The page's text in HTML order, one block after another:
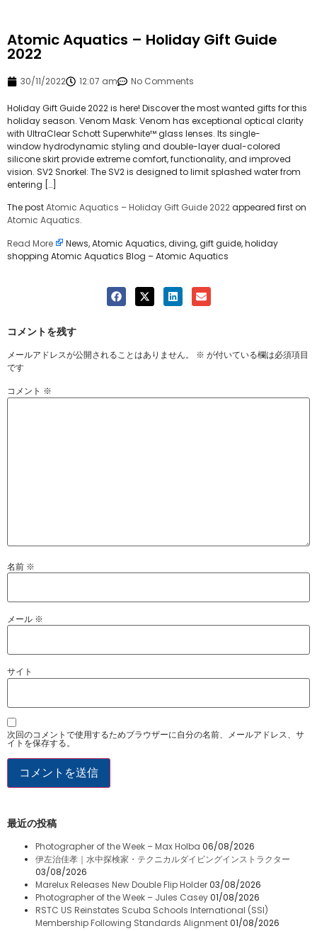
Atomic Aquatics – Holiday Gift Guide
2022
30/11/2022 12:07 am No Comments
Holiday Gift Guide 2022 is here! Discover the most wanted gifts for this
holiday season. Venom Mask: Venom has exceptional optical clarity
with UltraClear Schott Superwhite™ glass lenses. Its single-
window hydrodynamic styling and double-layer dual-colored
silicone skirt provide extreme comfort, functionality, and improved
vision. SV2 Snorkel: The SV2 is designed to limit splashed water from
entering […]
The postAtomic Aquatics – Holiday Gift Guide 2022appeared first on
Atomic Aquatics.
Read More
News, Atomic Aquatics, diving, gift guide, holiday
shopping Atomic Aquatics Blog – Atomic Aquatics
コメントを残す
メールアドレスが公開されることはありません。 ※ が付いている欄は必須項目
です
コメント ※
名前 ※
メール ※
サイト
次回のコメントで使用するためブラウザーに自分の名前、メールアドレス、サ
イトを保存する。
最近の投稿
Photographer of the Week – Max Holba 06/08/2026
伊左治佳孝｜水中探検家・テクニカルダイビングインストラクター
03/08/2026
Marelux Releases New Double Flip Holder03/08/2026
Photographer of the Week – Jules Casey01/08/2026
RSTC US Reinstates Scuba Schools International (SSI)
Membership Following Standards Alignment01/08/2026